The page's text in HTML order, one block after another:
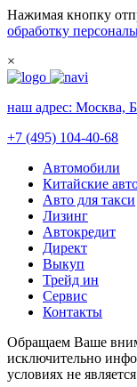
Нажимая кнопку
обработку
×
наш адрес: Москва,
+7 (495) 104-40-68
Автомобили
Китайские
Авто для такси
Лизинг
Автокредит
Директ
Выкуп
Трейд ин
Сервис
Контакты
Обращаем Ваше
исключительно
условиях не